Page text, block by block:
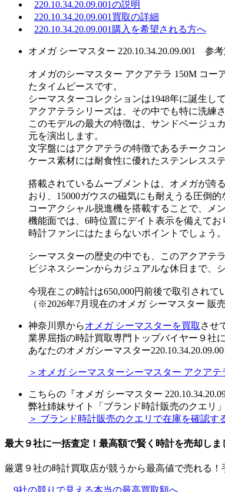
220.10.34.20.09.001の説明
220.10.34.20.09.001買取の詳細
220.10.34.20.09.001購入を希望される方へ
オメガ シーマスター 220.10.34.20.09.001 参考
オメガのシーマスター アクアテラ 150M コー
たタイムピースです。
シーマスターコレクションは1948年に誕生し
アクアテラシリーズは、その中でも特に洗練
このモデルの最大の特徴は、サンドベージュ
元を演出します。
文字盤にはアクアテラの特徴であるチークコ
ケース素材には耐食性に優れたステンレスス
搭載されているムーブメントは、オメガが誇
おり、15000ガウスの磁気にも耐えうる圧倒
コーアクシャル脱進機を搭載することで、メ
機能面では、6時位置にデイト表示を備えて
時計ファンにはたまらないポイントでしょう。
シーマスターの歴史の中でも、このアクアテ
ビジネスシーンからカジュアルな休日まで、
今現在この時計は650,000円前後で取引されて
（※2026年7月現在のオメガ シーマスター 販
神奈川県からオメガ シーマスターを買取 させ
業界屈指の時計買取専門トップバイヤー９社
あなたのオメガシーマスター
＞オメガ シーマスターシーマスター アクアテ
こちらの『オメガ シーマスター
弊社姉妹サイト「ブランド時計販売のクエリ
＞ ブランド時計販売のクエリで在庫を確認す
最大９社に一括査定！ 最高額で賢く時計を売却しま
厳選９社の時計買取店が競うから最高値で売れる